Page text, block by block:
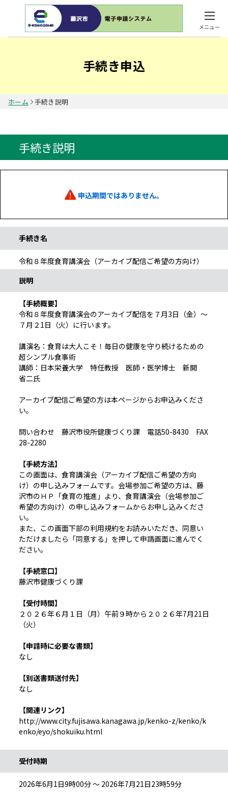
メニュー
手続き申込
ホーム 手続き説明
手続き説明
申込期間ではありません。
手続き名
令和８年度食育講演会（アーカイブ配信ご希望の方向け）
説明
【手続概要】
令和８年度食育講演会のアーカイブ配信を７月3日（金）～
７月２1日（火）に行います。
講演名：食育は大人こそ！毎日の健康を守り続けるための
超シンプル食事術
講師：日本栄養大学 特任教授 医師・医学博士 新開
省二氏
アーカイブ配信ご希望の方は本ページからお申込みくださ
い。
問い合わせ 藤沢市役所健康づくり課 電話50-8430 FAX
28-2280
【手続方法】
この画面は、食育講演会（アーカイブ配信ご希望の方向
け）の申し込みフォームです。会場参加ご希望の方は、藤
沢市のＨＰ「食育の推進」より、食育講演会（会場参加ご
希望の方向け）の申し込みフォームからお申し込みくださ
い。
また、この画面下部の利用規約をお読みいただき、同意い
ただけましたら「同意する」を押して申請画面に進んでく
ださい。
【手続窓口】
藤沢市健康づくり課
【受付時間】
２０２６年６月１日（月）午前９時から２０２６年7月21日
（火）
【申請時に必要な書類】
なし
【別送書類送付先】
なし
【関連リンク】
http://www.city.fujisawa.kanagawa.jp/kenko-z/kenko/k
enko/eyo/shokuiku.html
受付時期
2026年6月1日9時00分 ～ 2026年7月21日23時59分